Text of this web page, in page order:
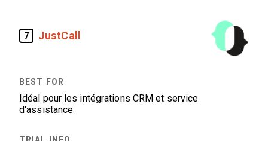
7 JustCall
Idéal pour les intégrations CRM et service
d'assistance